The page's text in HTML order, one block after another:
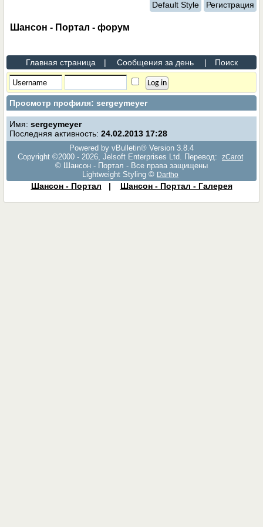
Default Style Регистрация
Шансон - Портал - форум
Главная страница | Сообщения за день | Поиск
Просмотр профиля: sergeymeyer
Имя:sergeymeyer
Последняя активность: 24.02.2013 17:28
Powered by vBulletin® Version 3.8.4
Copyright ©2000 - 2026, Jelsoft Enterprises Ltd. Перевод:
zCarot
© Шансон - Портал - Все права защищены
Lightweight Styling © Dartho
Шансон - Портал | Шансон - Портал - Галерея